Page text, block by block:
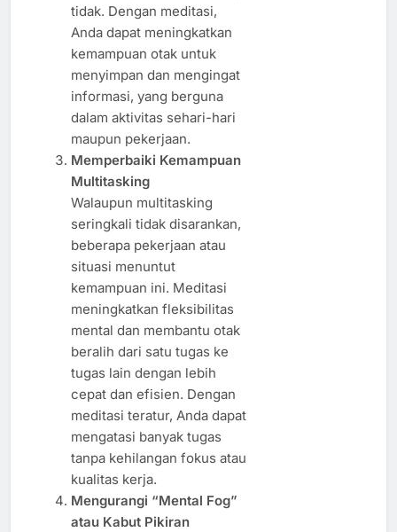
tidak. Dengan meditasi,
Anda dapat meningkatkan
kemampuan otak untuk
menyimpan dan mengingat
informasi, yang berguna
dalam aktivitas sehari-hari
maupun pekerjaan.
Memperbaiki Kemampuan
Multitasking
Walaupun multitasking
seringkali tidak disarankan,
beberapa pekerjaan atau
situasi menuntut
kemampuan ini. Meditasi
meningkatkan fleksibilitas
mental dan membantu otak
beralih dari satu tugas ke
tugas lain dengan lebih
cepat dan efisien. Dengan
meditasi teratur, Anda dapat
mengatasi banyak tugas
tanpa kehilangan fokus atau
kualitas kerja.
Mengurangi “Mental Fog”
atau Kabut Pikiran